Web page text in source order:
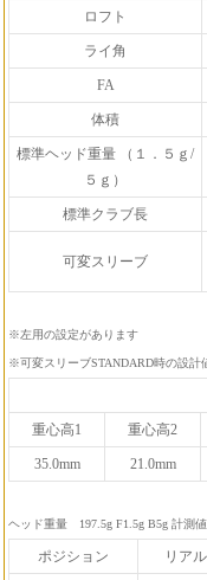
ロフト
ライ角
FA
体積
標準ヘッド重量 （１．５ｇ/
５ｇ）
標準クラブ長
可変スリーブ
※左用の設定があります
※可変スリーブSTANDARD時の設計
重心高1 重心高2
35.0mm 21.0mm
ヘッド重量 197.5g F1.5g B5g 計測値
ポジション リア